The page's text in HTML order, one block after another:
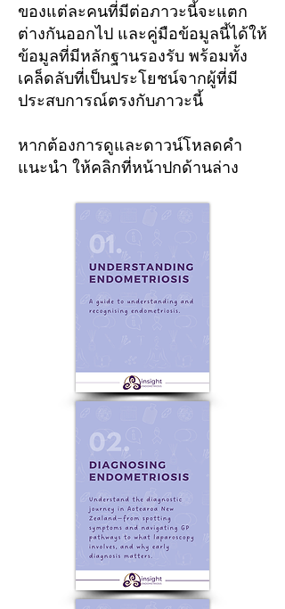
ของแต่ละคนที่มีต่อภาวะนี้จะแตก
ต่างกันออกไป และคู่มือข้อมูลนี้ได้ให้
ข้อมูลที่มีหลักฐานรองรับ พร้อมทั้ง
เคล็ดลับที่เป็นประโยชน์จากผู้ที่มี
ประสบการณ์ตรงกับภาวะนี้
หากต้องการดูและดาวน์โหลดคำ
แนะนำ ให้คลิกที่หน้าปกด้านล่าง